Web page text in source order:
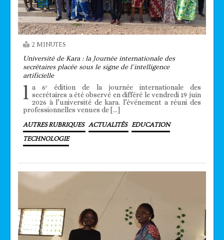
2 MINUTES
Université de Kara : la Journée internationale des
secrétaires placée sous le signe de l’intelligence
artificielle
l a 6ᵉ édition de la journée internationale des
secrétaires a été observé en différé le vendredi 19 juin
2026 à l’université de kara. l’événement a réuni des
professionnelles venues de […]
AUTRES RUBRIQUES ACTUALITÉS EDUCATION
TECHNOLOGIE